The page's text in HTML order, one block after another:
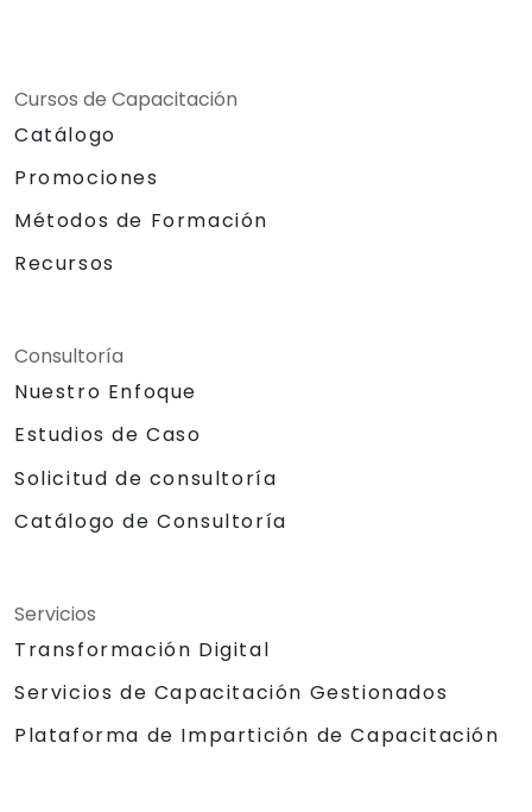
Cursos de Capacitación
Catálogo
Promociones
Métodos de Formación
Recursos
Consultoría
Nuestro Enfoque
Estudios de Caso
Solicitud de consultoría
Catálogo de Consultoría
Servicios
Transformación Digital
Servicios de Capacitación Gestionados
Plataforma de Impartición de Capacitación